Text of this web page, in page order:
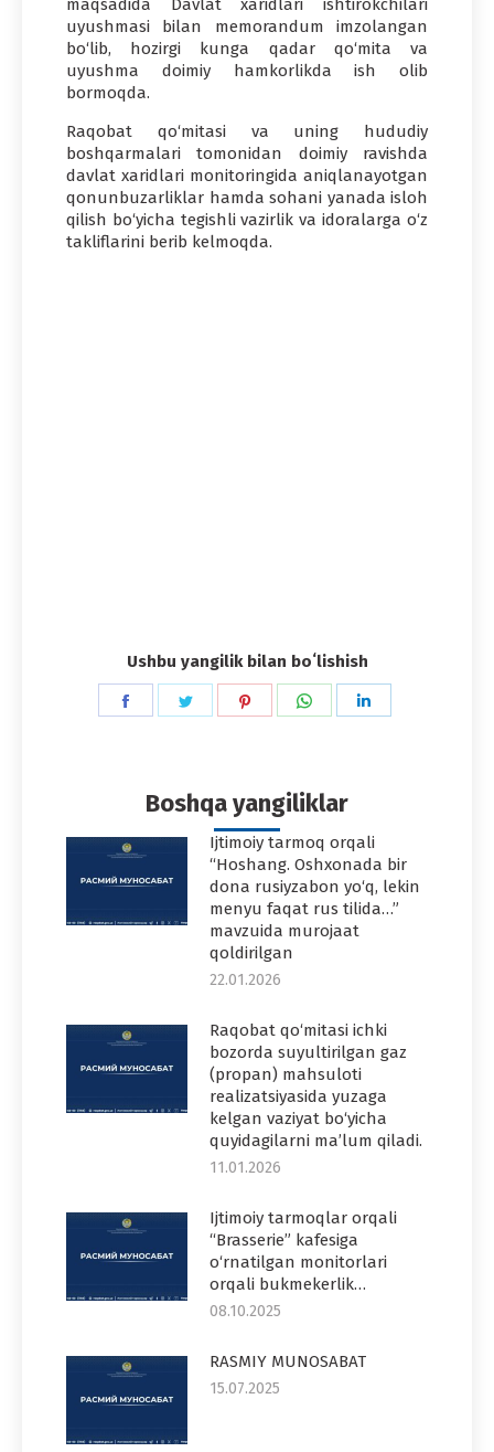
maqsadida Davlat xaridlari ishtirokchilari
uyushmasi bilan memorandum imzolangan
bo‘lib, hozirgi kunga qadar qo‘mita va
uyushma doimiy hamkorlikda ish olib
bormoqda.
Raqobat qo‘mitasi va uning hududiy
boshqarmalari tomonidan doimiy ravishda
davlat xaridlari monitoringida aniqlanayotgan
qonunbuzarliklar hamda sohani yanada isloh
qilish bo‘yicha tegishli vazirlik va idoralarga o‘z
takliflarini berib kelmoqda.
Ushbu yangilik bilan boʻlishish
Share
Share
Share
Share
Boshqa yangiliklar
Ijtimoiy tarmoq orqali
“Hoshang. Oshxonada bir
dona rusiyzabon yo‘q, lekin
menyu faqat rus tilida…”
mavzuida murojaat
qoldirilgan
22.01.2026
Raqobat qo‘mitasi ichki
bozorda suyultirilgan gaz
(propan) mahsuloti
realizatsiyasida yuzaga
kelgan vaziyat bo‘yicha
quyidagilarni ma’lum qiladi.
11.01.2026
Ijtimoiy tarmoqlar orqali
“Brasserie” kafesiga
o‘rnatilgan monitorlari
orqali bukmekerlik…
08.10.2025
RASMIY MUNOSABAT
15.07.2025